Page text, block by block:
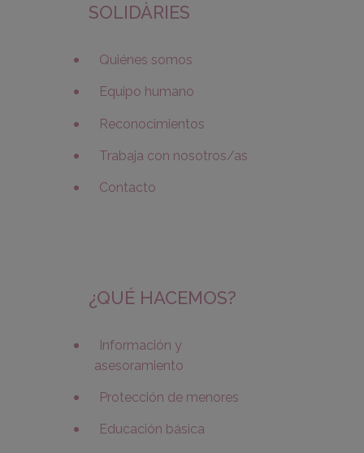
SOLIDÀRIES
Quiénes somos
Equipo humano
Reconocimientos
Trabaja con nosotros/as
Contacto
¿QUÉ HACEMOS?
Información y
asesoramiento
Protección de menores
Educación básica